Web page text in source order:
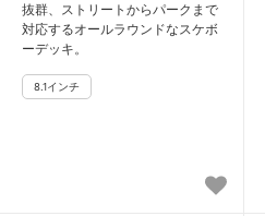
抜群、ストリートからパークまで
対応するオールラウンドなスケボ
ーデッキ。